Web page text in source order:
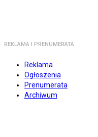
REKLAMA I PRENUMERATA
Reklama
Ogłoszenia
Prenumerata
Archiwum